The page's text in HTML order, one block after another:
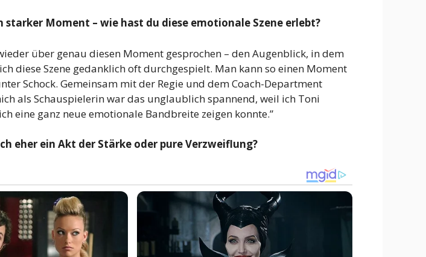
Moment – wie hast du diese emotionale Szene erlebt?
über genau diesen Moment gesprochen – den Augenblick, in dem
diese Szene gedanklich oft durchgespielt. Man kann so einen Moment
Schock. Gemeinsam mit der Regie und dem Coach-Department
als Schauspielerin war das unglaublich spannend, weil ich Toni
eine ganz neue emotionale Bandbreite zeigen konnte.”
eher ein Akt der Stärke oder pure Verzweiflung?